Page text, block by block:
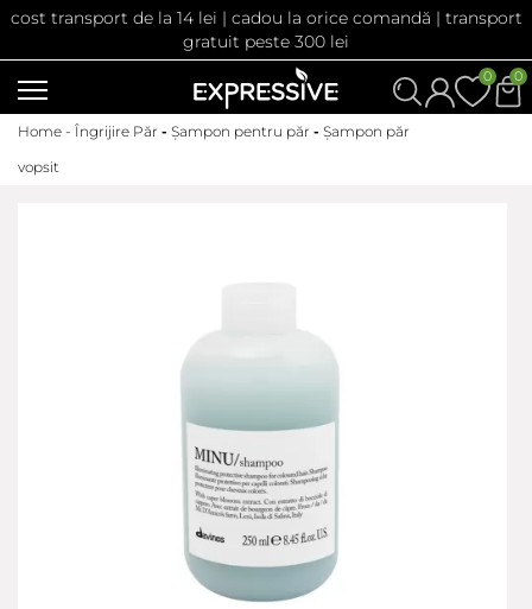
cost transport de la 14 lei | cadou la orice comandă | transport
gratuit peste 300 lei
0
0
Home - Îngrijire Păr - Șampon pentru păr - Șampon păr
vopsit